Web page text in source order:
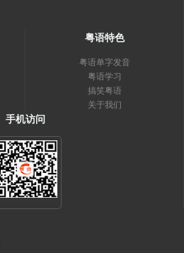
粤语特色
粤语单字发音
粤语学习
搞笑粤语
关于我们
手机访问